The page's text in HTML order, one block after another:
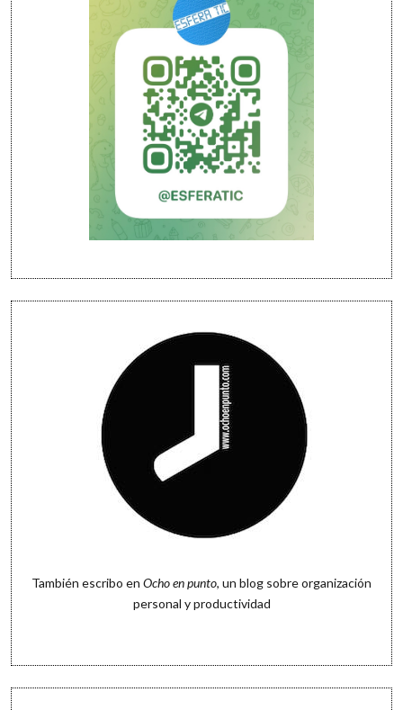
También escribo en Ocho en punto, un blog sobre organización
personal y productividad